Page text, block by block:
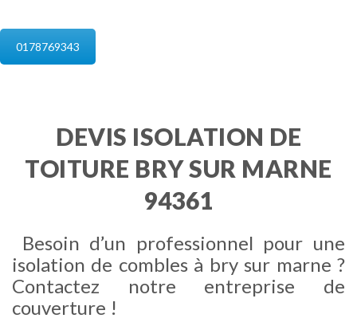
0178769343
DEVIS ISOLATION DE
TOITURE BRY SUR MARNE
94361
Besoin d’un professionnel pour une
isolation de combles à bry sur marne ?
Contactez notre entreprise de
couverture !